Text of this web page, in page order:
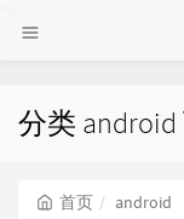
分类
首页 android